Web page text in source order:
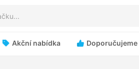
Akční nabídka Doporučujeme